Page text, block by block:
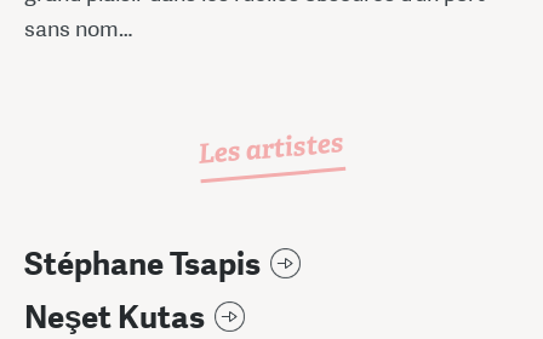
sans nom…
Les artistes
Stéphane Tsapis
Neşet Kutas